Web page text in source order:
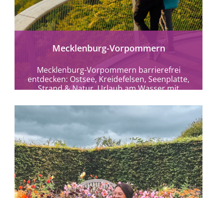
Mecklenburg-Vorpommern
Mecklenburg-Vorpommern barrierefrei
entdecken: Ostsee, Kreidefelsen, Seenplatte,
Strand & Natur. Urlaub am Wasser mit